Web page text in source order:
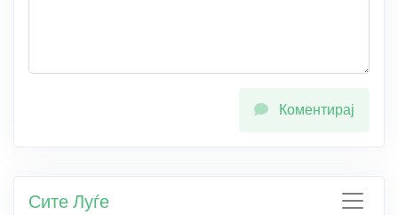
Коментирај
Сите Луѓе